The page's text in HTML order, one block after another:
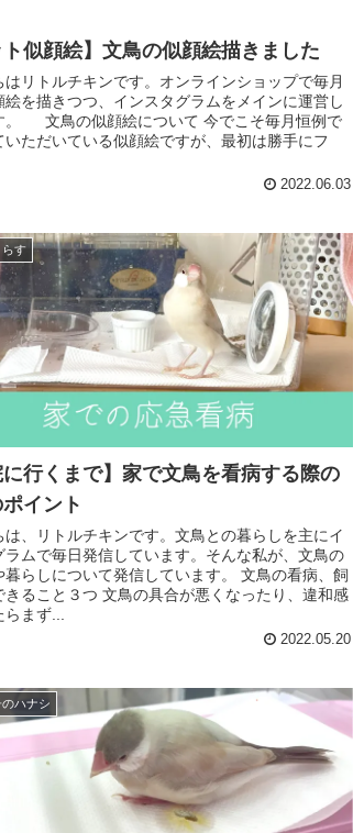
ト似顔絵】文鳥の似顔絵描きました
はリトルチキンです。オンラインショップで毎月
絵を描きつつ、インスタグラムをメインに運営し
。 文鳥の似顔絵について 今でこそ毎月恒例で
いただいている似顔絵ですが、最初は勝手にフ
2022.06.03
らす
に行くまで】家で文鳥を看病する際の
イント
は、リトルチキンです。文鳥との暮らしを主にイ
ラムで毎日発信しています。そんな私が、文鳥の
暮らしについて発信しています。 文鳥の看病、飼
きること３つ 文鳥の具合が悪くなったり、違和感
まず...
2022.05.20
のハナシ